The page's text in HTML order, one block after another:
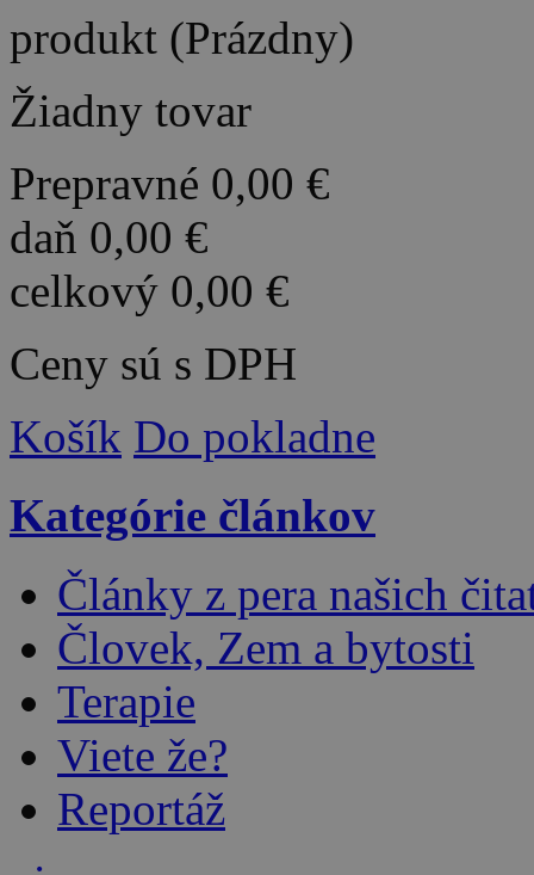
produkt (Prázdny)
Žiadny tovar
Prepravné 0,00 €
daň 0,00 €
celkový 0,00 €
Ceny sú s DPH
Košík Do pokladne
Kategórie článkov
Články z pera našich
Človek, Zem a bytosti
Terapie
Viete že?
Reportáž